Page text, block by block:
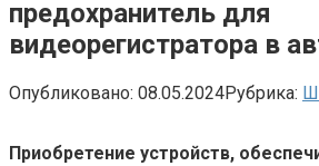
предохранитель для
видеорегистратора в
Опубликовано: 08.05.2024Рубрика:
Приобретение устройств,